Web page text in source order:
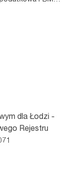
dla Łodzi -
Rejestru